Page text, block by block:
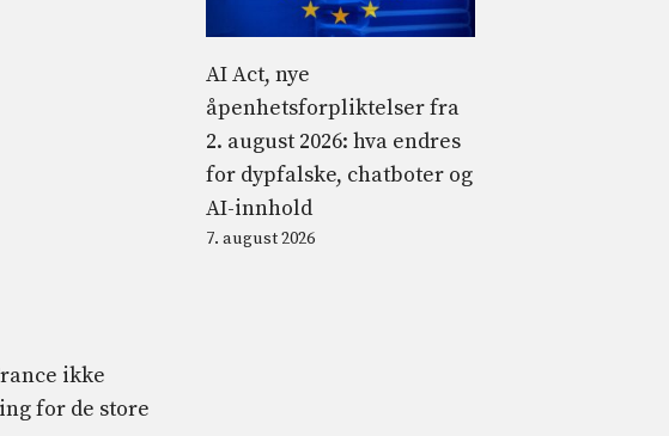
ikke
for de store
AI Act, nye
åpenhetsforpliktelser fra
2. august 2026: hva endres
for dypfalske, chatboter og
AI-innhold
7. august 2026